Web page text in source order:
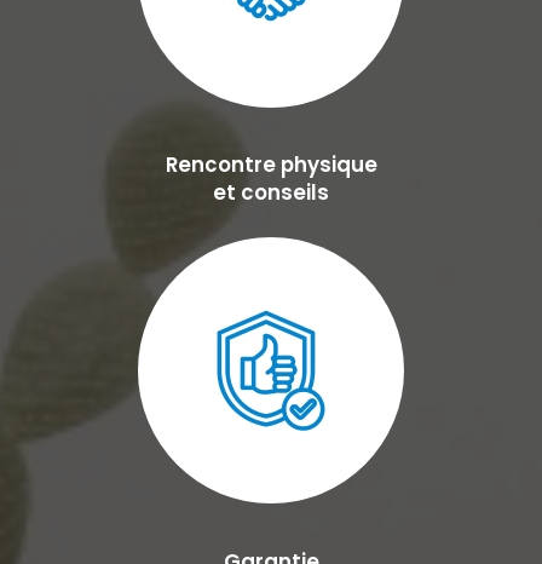
Rencontre physique
et conseils